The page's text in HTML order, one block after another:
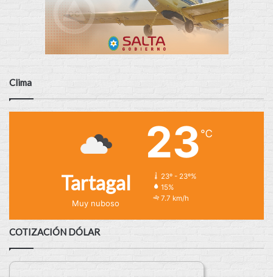
Clima
Tartagal
Muy nuboso
23 ℃
23º - 23º%
15%
7.7 km/h
COTIZACIÓN DÓLAR